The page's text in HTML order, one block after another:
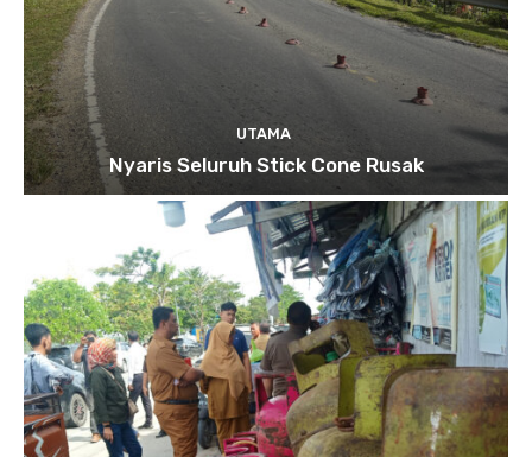
UTAMA
Nyaris Seluruh Stick Cone Rusak